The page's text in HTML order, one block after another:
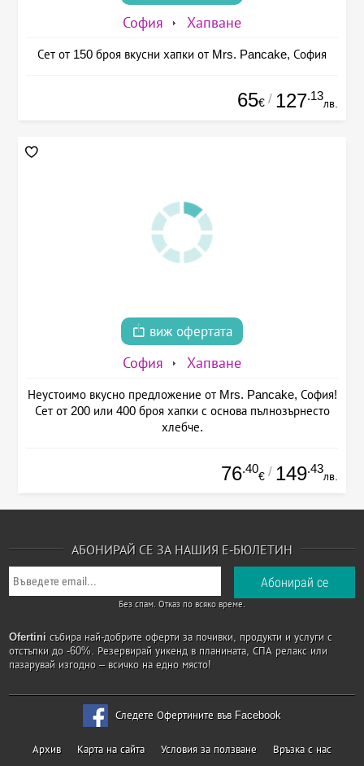
София Хапване
Сет от 150 броя вкусни хапки от Mrs. Pancake, София
65€ / 127.13
лв.
виж офертата
София Хапване
Неустоимо вкусно предложение от Mrs. Pancake, София!
Сет от 200 или 400 броя хапки с основа пълнозърнесто
хлебче.
76.40
€ / 149.43
лв.
АБОНИРАЙ СЕ ЗА НАШИЯ Е-БЮЛЕТИН
Без спам. Отказ по всяко време.
Ofertini събира най-добрите оферти за почивки, продукти и услуги с
отстъпки до -60%. Резервирай уикенд в планината, СПА релакс или
пазарувай изгодно – всичко на едно място!
Следете Офертините във Facebook
Архив Карта на сайта Условия за ползване Връзка с нас